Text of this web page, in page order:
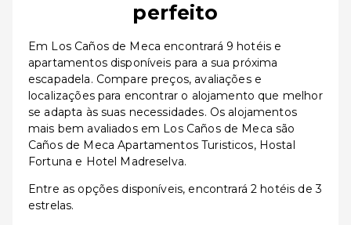
perfeito
Em Los Caños de Meca encontrará 9 hotéis e
apartamentos disponíveis para a sua próxima
escapadela. Compare preços, avaliações e
localizações para encontrar o alojamento que melhor
se adapta às suas necessidades. Os alojamentos
mais bem avaliados em Los Caños de Meca são
Caños de Meca Apartamentos Turisticos, Hostal
Fortuna e Hotel Madreselva.
Entre as opções disponíveis, encontrará 2 hotéis de 3
estrelas.